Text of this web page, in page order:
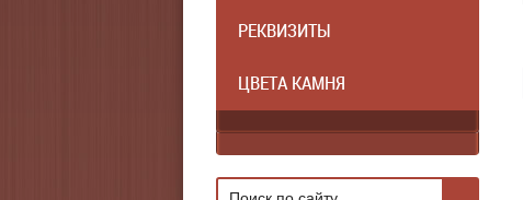
РЕКВИЗИТЫ
ЦВЕТА КАМНЯ